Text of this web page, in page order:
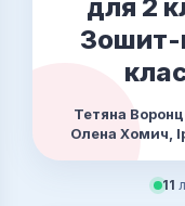
для 2
Зошит-
Тетяна
Олена Хомич,
11